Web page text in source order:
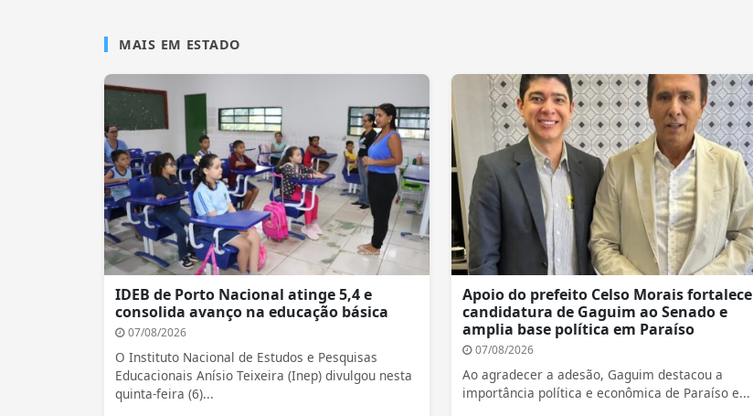
MAIS EM ESTADO
IDEB de Porto Nacional atinge 5,4 e
consolida avanço na educação básica
07/08/2026
O Instituto Nacional de Estudos e Pesquisas
Educacionais Anísio Teixeira (Inep) divulgou nesta
quinta-feira (6)...
Apoio do prefeito Celso Morais fortalece
candidatura de Gaguim ao Senado e
amplia base política em Paraíso
07/08/2026
Ao agradecer a adesão, Gaguim destacou a
importância política e econômica de Paraíso e...